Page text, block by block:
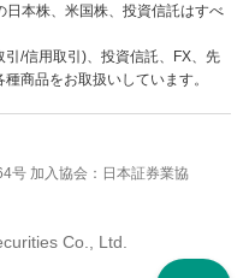
本株、米国株、投資信託はすべ
/信用取引)、投資信託、FX、先
商品をお取扱いしています。
号 加入協会：日本証券業協
Co., Ltd.